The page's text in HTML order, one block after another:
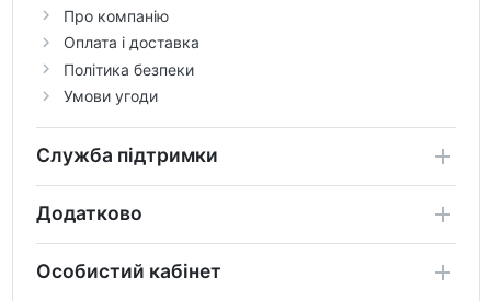
Про компанію
Оплата і доставка
Політика безпеки
Умови угоди
Служба підтримки
Додатково
Особистий кабінет